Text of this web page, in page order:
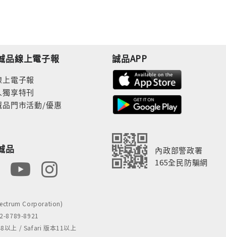
品線上電子報
電子報
享特刊
品門市活動/優惠
品
誠品APP
內政部警政署
165全民防騙網
Corporation)
8789-8921
以上 / Safari 版本11以上